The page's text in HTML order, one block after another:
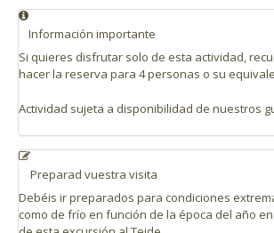
Información importante
Si quieres disfrutar solo de esta actividad,
hacer la reserva para 4 personas o su
Actividad sujeta a disponibilidad de nuestros
Preparad vuestra visita
Debéis ir preparados para condiciones
como de frío en función de la época del año